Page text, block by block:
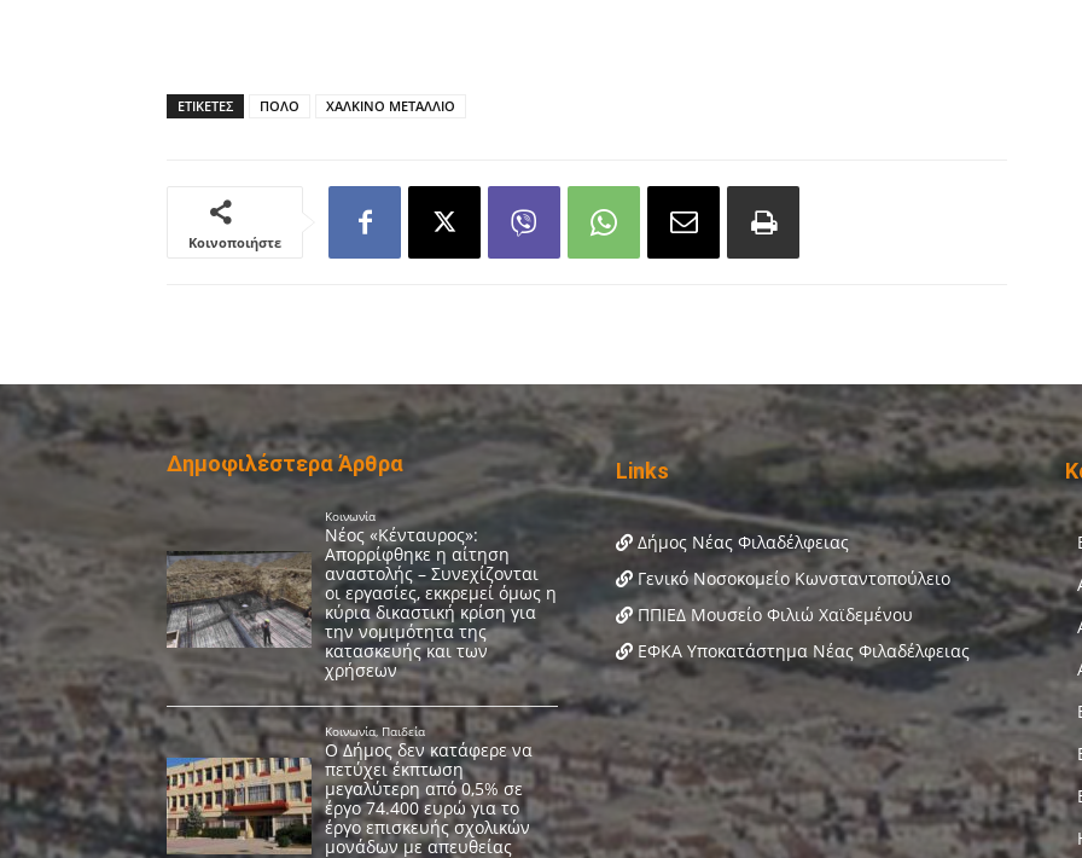
ΕΤΙΚΕΤΕΣ ΠΟΛΟ ΧΑΛΚΙΝΟ ΜΕΤΑΛΛΙΟ
Κοινοποιήστε
Δημοφιλέστερα Άρθρα Links
Δήμος Νέας Φιλαδέλφειας
Γενικό Νοσοκομείο Κωνσταντοπούλειο
ΠΠΙΕΔ Μουσείο Φιλιώ Χαϊδεμένου
ΕΦΚΑ Υποκατάστημα Νέας Φιλαδέλφειας